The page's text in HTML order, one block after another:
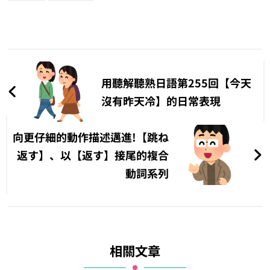
章
導
覽
用聽解聽熟日語第255回【今天
沒有昨天冷】的日常表現
向更仔細的動作描述邁進!【跳ね
返す】、以【返す】接尾的複合
動詞系列
相關文章